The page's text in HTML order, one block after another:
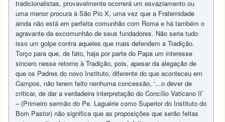
tradicionalistas, provavelmente ocorrerá um esvaziamento ou
uma menor procura à São Pio X, uma vez que a Fraternidade
ainda não está em perfeita comunhão com Roma e há também o
agravante da excomunhão de seus fundadores. Não seria tudo
isso um golpe contra aqueles que mais defendem a Tradição.
Torço para que, de fato, haja por parte do Papa um interesse
sincero nesse retorno à Tradição, pois, apesar da alegação de
que os Padres do novo Instituto, diferente do que aconteceu em
Campos, não terem feito nenhuma concessão, ‘...o dever de
criticar, de dar a verdadeira interpretação do Concílio Vaticano II’
– (Primeiro sermão do Pe. Laguérie como Superior do Instituto do
Bom Pastor) não significa que as proposições que serão feitas